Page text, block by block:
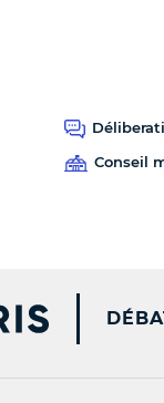
Conseil
PARIS.FR